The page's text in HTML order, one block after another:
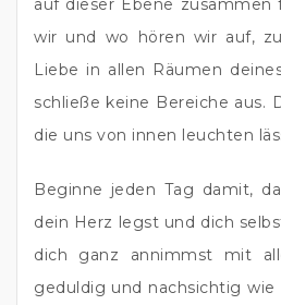
auf dieser Ebene zusammen
wir und wo hören wir auf,
Liebe in allen Räumen
schließe keine Bereiche aus.
die uns von innen leuchten
Beginne jeden Tag damit,
dein Herz legst und dich
dich ganz annimmst mit
geduldig und nachsichtig